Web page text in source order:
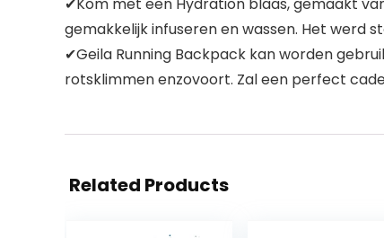
gemakkelijk infuseren en wassen. Het werd
✔Geila Running Backpack kan worden
rotsklimmen enzovoort. Zal een perfect
Related Products